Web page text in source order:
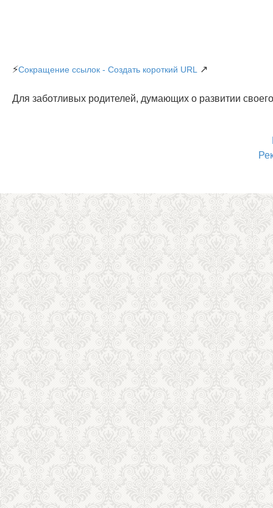
⚡Сокращение ссылок - Создать короткий URL ↗
Для заботливых родителей, думающих о развитии